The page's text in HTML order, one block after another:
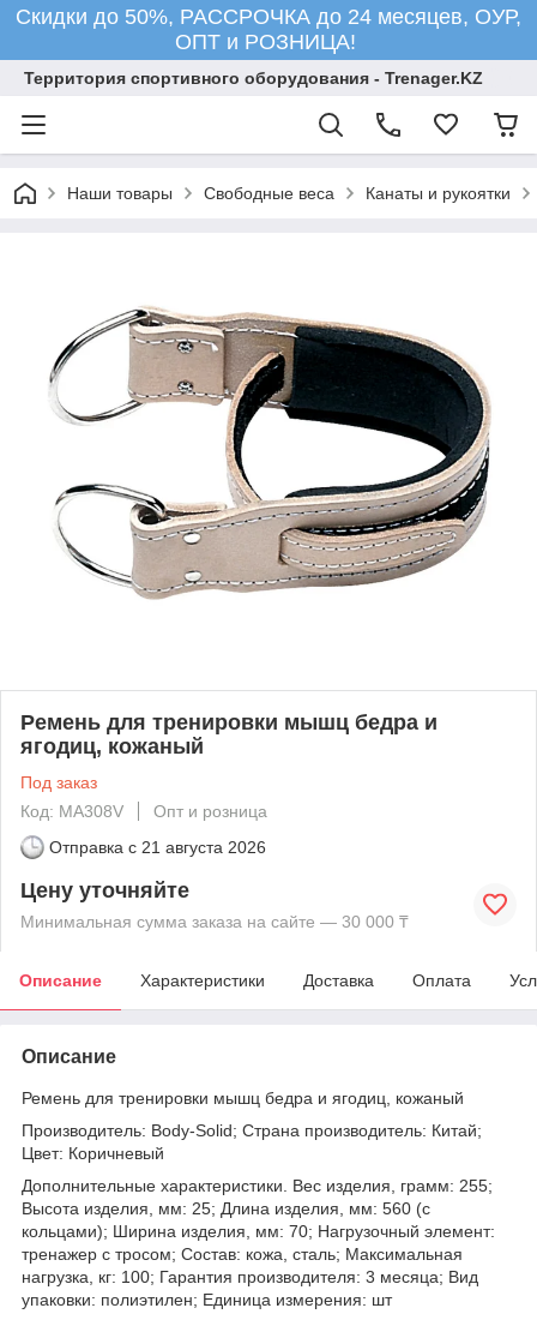
Скидки до 50%, РАССРОЧКА до 24 месяцев, ОУР,
ОПТ и РОЗНИЦА!
Территория спортивного оборудования - Trenager.KZ
Наши товары Свободные веса Канаты и рукоятки
Ремень для тренировки мышц бедра и
ягодиц, кожаный
Под заказ
Код: MA308V
Опт и розница
Отправка с 21 августа 2026
Цену уточняйте
Минимальная сумма заказа на сайте — 30 000 ₸
Описание Характеристики Доставка Оплата
Описание
Ремень для тренировки мышц бедра и ягодиц, кожаный
Производитель: Body-Solid; Страна производитель: Китай;
Цвет: Коричневый
Дополнительные характеристики. Вес изделия, грамм: 255;
Высота изделия, мм: 25; Длина изделия, мм: 560 (с
кольцами); Ширина изделия, мм: 70; Нагрузочный элемент:
тренажер с тросом; Состав: кожа, сталь; Максимальная
нагрузка, кг: 100; Гарантия производителя: 3 месяца; Вид
упаковки: полиэтилен; Единица измерения: шт